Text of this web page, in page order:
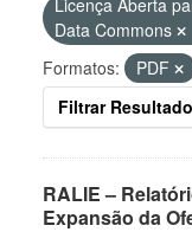
Licença Aberta
Data Commons
Formatos:
PDF
Filtrar
RALIE –
Expansão da